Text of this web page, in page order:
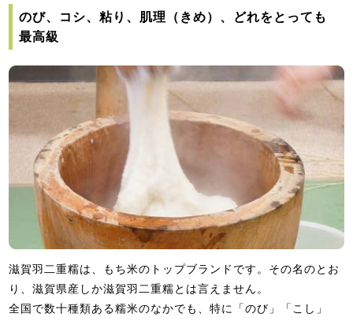
のび、コシ、粘り、肌理（きめ）、どれをとっても
最高級
滋賀羽二重糯は、もち米のトップブランドです。その名のとお
り、滋賀県産しか滋賀羽二重糯とは言えません。
全国で数十種類ある糯米のなかでも、特に「のび」「こし」